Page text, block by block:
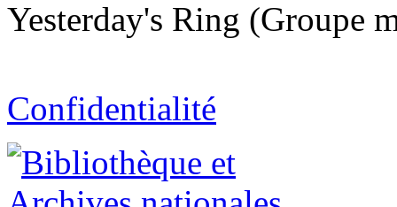
Yesterday's Ring (Groupe
Confidentialité